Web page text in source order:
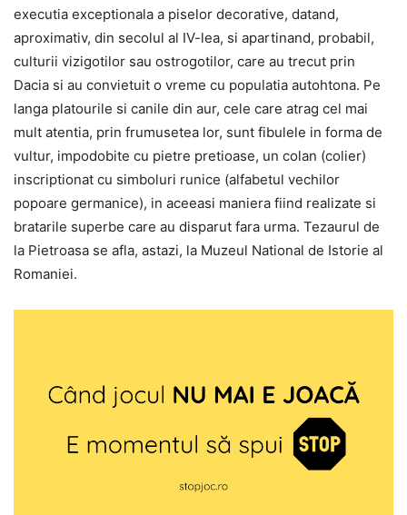
executia exceptionala a piselor decorative, datand,
aproximativ, din secolul al IV-lea, si apartinand, probabil,
culturii vizigotilor sau ostrogotilor, care au trecut prin
Dacia si au convietuit o vreme cu populatia autohtona. Pe
langa platourile si canile din aur, cele care atrag cel mai
mult atentia, prin frumusetea lor, sunt fibulele in forma de
vultur, impodobite cu pietre pretioase, un colan (colier)
inscriptionat cu simboluri runice (alfabetul vechilor
popoare germanice), in aceeasi maniera fiind realizate si
bratarile superbe care au disparut fara urma. Tezaurul de
la Pietroasa se afla, astazi, la Muzeul National de Istorie al
Romaniei.